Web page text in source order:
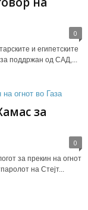
0
и египетските
поддржан од САД,...
за
0
за прекин на огнот
на Стејт...